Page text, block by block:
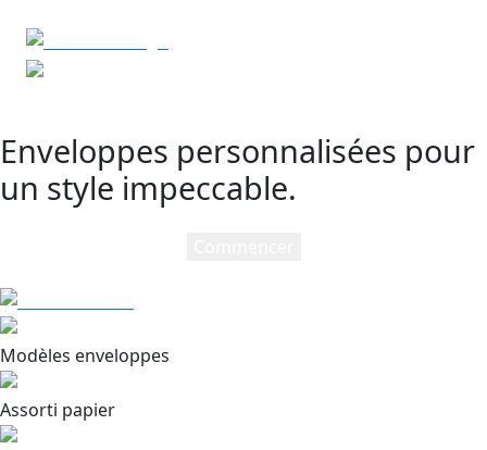
Enveloppes personnalisées pour
un style impeccable.
Modèles enveloppes
Assorti papier